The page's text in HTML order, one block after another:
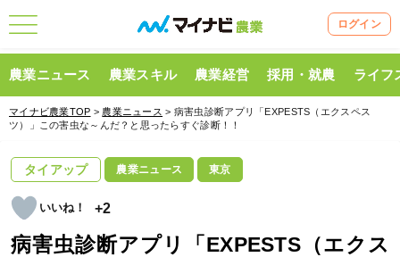
ログイン
農業ニュース 農業スキル 農業経営 採用・就農 ライフ
マイナビ農業TOP > 農業ニュース > 病害虫診断アプリ「EXPESTS（エクスペス
ツ）」この害虫な～んだ？と思ったらすぐ診断！！
タイアップ 農業ニュース 東京
+2
病害虫診断アプリ「EXPESTS（エクス